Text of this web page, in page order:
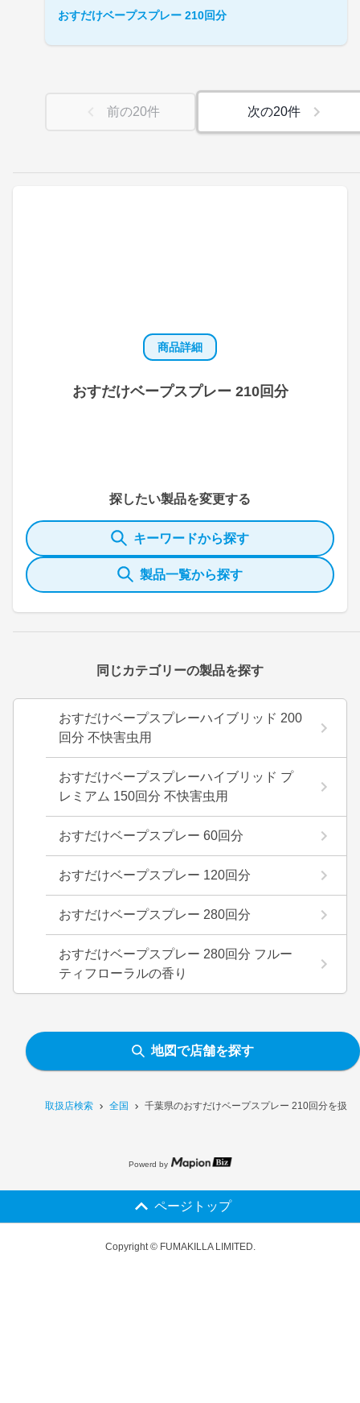
取扱店検索 全国 千葉県のおすだけベープスプレー 210回分を扱う
商品詳細
おすだけベープスプレー 210回分
探したい製品を変更する
キーワードから探す
製品一覧から探す
同じカテゴリーの製品を探す
おすだけベープスプレーハイブリッド 200
回分 不快害虫用
おすだけベープスプレーハイブリッド プ
レミアム 150回分 不快害虫用
おすだけベープスプレー 60回分
おすだけベープスプレー 120回分
おすだけベープスプレー 280回分
おすだけベープスプレー 280回分 フルー
ティフローラルの香り
おすだけベープスプレー 210回分
前の20件 次の20件
地図で店舗を探す
Powerd by
ページトップ
Copyright © FUMAKILLA LIMITED.